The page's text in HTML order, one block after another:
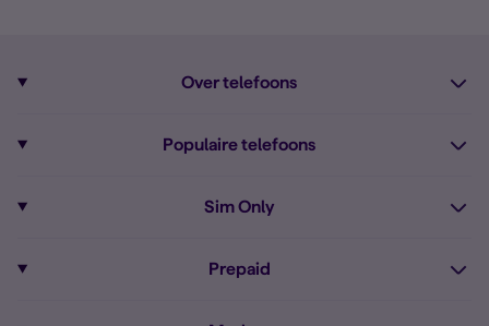
Over telefoons
Alle telefoons
Populaire telefoons
iPhone 16
Sim Only
Prepaid